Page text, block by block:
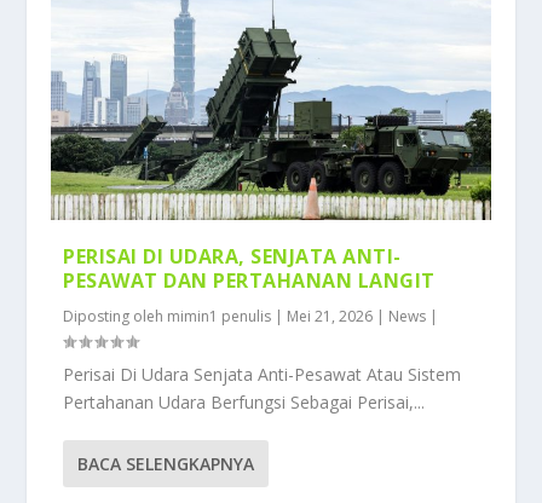
PERISAI DI UDARA, SENJATA ANTI-
PESAWAT DAN PERTAHANAN LANGIT
Diposting oleh mimin1 penulis | Mei 21, 2026 | News |
Perisai Di Udara Senjata Anti-Pesawat Atau Sistem
Pertahanan Udara Berfungsi Sebagai Perisai,...
BACA SELENGKAPNYA